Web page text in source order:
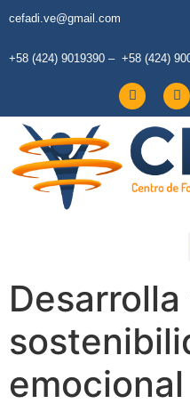
cefadi.ve@gmail.com
+58 (424) 9019390 – +58 (424)
Desarrolla
emocional